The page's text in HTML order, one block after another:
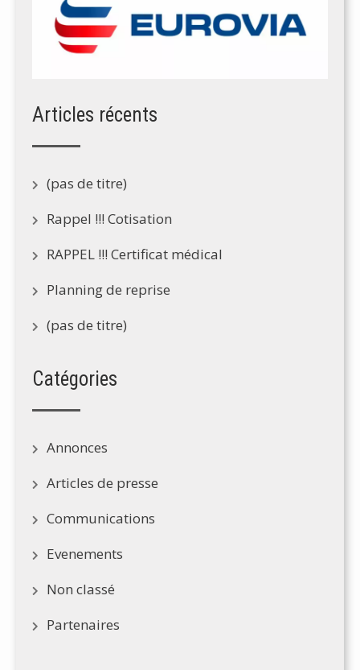
Articles récents
(pas de titre)
Rappel !!! Cotisation
RAPPEL !!! Certificat médical
Planning de reprise
(pas de titre)
Catégories
Annonces
Articles de presse
Communications
Evenements
Non classé
Partenaires